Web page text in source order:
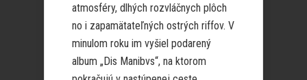
atmosféry, dlhých rozvláčnych plôch
no i zapamätateľných ostrých riffov. V
minulom roku im vyšiel podarený
album „Dis Manibvs“, na ktorom